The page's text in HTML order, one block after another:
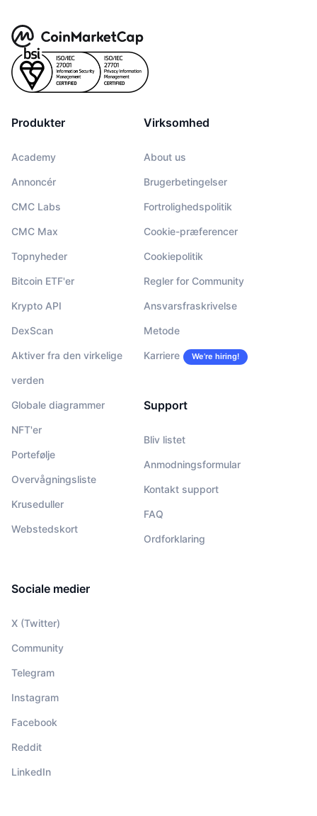
Produkter
Academy
Annoncér
CMC Labs
CMC Max
Topnyheder
Bitcoin ETF'er
Krypto API
DexScan
Aktiver fra den virkelige
verden
Globale diagrammer
NFT'er
Portefølje
Overvågningsliste
Kruseduller
Webstedskort
Virksomhed
About us
Brugerbetingelser
Fortrolighedspolitik
Cookie-præferencer
Cookiepolitik
Regler for Community
Ansvarsfraskrivelse
Metode
Karriere We’re hiring!
Support
Bliv listet
Anmodningsformular
Kontakt support
FAQ
Ordforklaring
Sociale medier
X (Twitter)
Community
Telegram
Instagram
Facebook
Reddit
LinkedIn